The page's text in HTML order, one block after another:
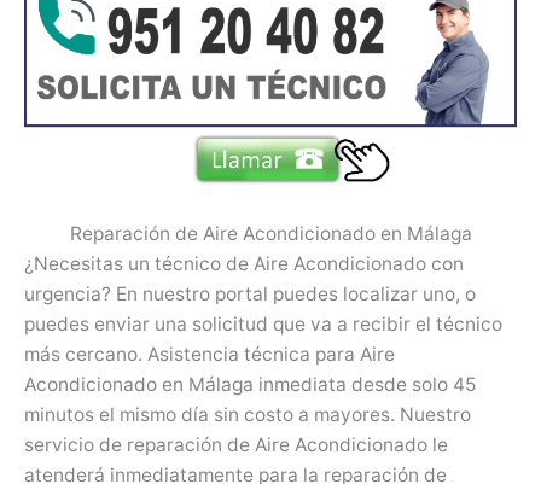
Reparación de Aire Acondicionado en Málaga
¿Necesitas un técnico de Aire Acondicionado con
urgencia? En nuestro portal puedes localizar uno, o
puedes enviar una solicitud que va a recibir el técnico
más cercano. Asistencia técnica para Aire
Acondicionado en Málaga inmediata desde solo 45
minutos el mismo día sin costo a mayores. Nuestro
servicio de reparación de Aire Acondicionado le
atenderá inmediatamente para la reparación de